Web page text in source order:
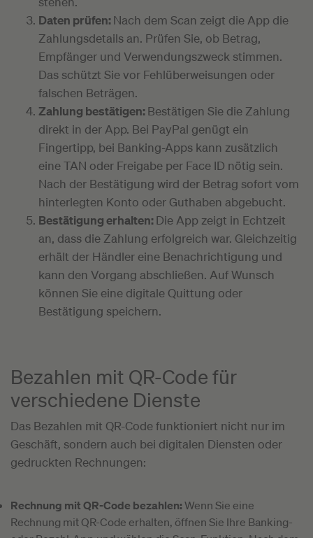
Daten prüfen:Nach dem Scan zeigt die App die
Zahlungsdetails an. Prüfen Sie, ob Betrag,
Empfänger und Verwendungszweck stimmen.
Das schützt Sie vor Fehlüberweisungen oder
falschen Beträgen.
Zahlung bestätigen:Bestätigen Sie die Zahlung
direkt in der App. Bei PayPal genügt ein
Fingertipp, bei Banking-Apps kann zusätzlich
eine TAN oder Freigabe per Face ID nötig sein.
Nach der Bestätigung wird der Betrag sofort vom
hinterlegten Konto oder Guthaben abgebucht.
Bestätigung erhalten:Die App zeigt in Echtzeit
an, dass die Zahlung erfolgreich war. Gleichzeitig
erhält der Händler eine Benachrichtigung und
kann den Vorgang abschließen. Auf Wunsch
können Sie eine digitale Quittung oder
Bestätigung speichern.
Bezahlen mit QR-Code für
verschiedene Dienste
Das Bezahlen mit QR-Code funktioniert nicht nur im
Geschäft, sondern auch bei digitalen Diensten oder
gedruckten Rechnungen:
Rechnung mit QR-Code bezahlen: Wenn Sie eine
Rechnung mit QR-Code erhalten, öffnen Sie Ihre Banking-